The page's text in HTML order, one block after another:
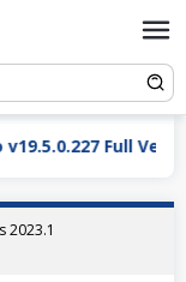
Download
2023.1